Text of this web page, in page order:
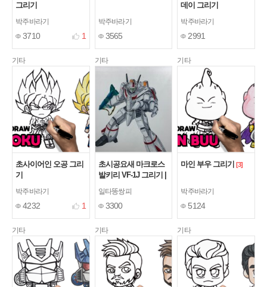
그리기
박주바라기
3710 1
박주바라기
3565
데이 그리기
박주바라기
2991
기타
초사이어인 오공 그리
기
박주바라기
4232 1
기타
초시공요새 마크로스
발키리 VF-1J 그리기 |
일타똥쌍피
3300
기타
마인 부우 그리기 [3]
박주바라기
5124
기타 기타 기타